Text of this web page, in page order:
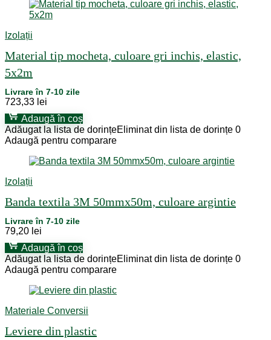
Izolații
Material tip mocheta, culoare gri inchis, elastic,
5x2m
Livrare în 7-10 zile
723,33 lei
Adaugă în coș
Adăugat la lista de dorințeEliminat din lista de dorințe 0
Adaugă pentru comparare
Izolații
Banda textila 3M 50mmx50m, culoare argintie
Livrare în 7-10 zile
79,20 lei
Adaugă în coș
Adăugat la lista de dorințeEliminat din lista de dorințe 0
Adaugă pentru comparare
Materiale Conversii
Leviere din plastic